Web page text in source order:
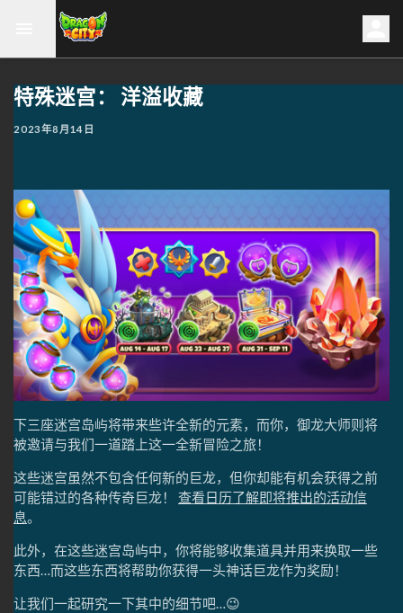
特殊迷宫： 洋溢收藏
2023年8月14日
下三座迷宫岛屿将带来些许全新的元素，而你，御龙大师则将
被邀请与我们一道踏上这一全新冒险之旅！
这些迷宫虽然不包含任何新的巨龙，但你却能有机会获得之前
可能错过的各种传奇巨龙！ 查看日历了解即将推出的活动信
息。
此外，在这些迷宫岛屿中，你将能够收集道具并用来换取一些
东西…而这些东西将帮助你获得一头神话巨龙作为奖励！
让我们一起研究一下其中的细节吧…😉